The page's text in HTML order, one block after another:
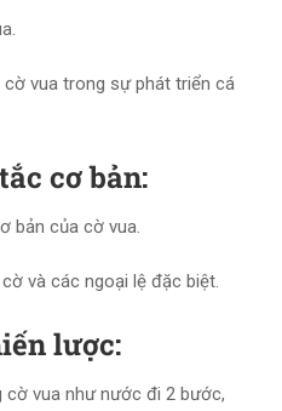
vua trong sự phát triển cá
cơ bản:
bản của cờ vua.
và các ngoại lệ đặc biệt.
lược:
vua như nước đi 2 bước,